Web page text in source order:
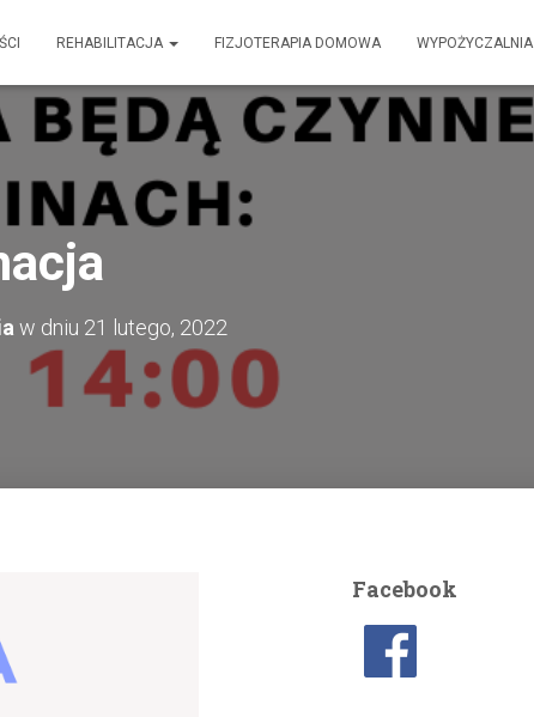
REHABILITACJA FIZJOTERAPIA DOMOWA WYPOŻYCZALNIA
w dniu 21 lutego, 2022
Facebook